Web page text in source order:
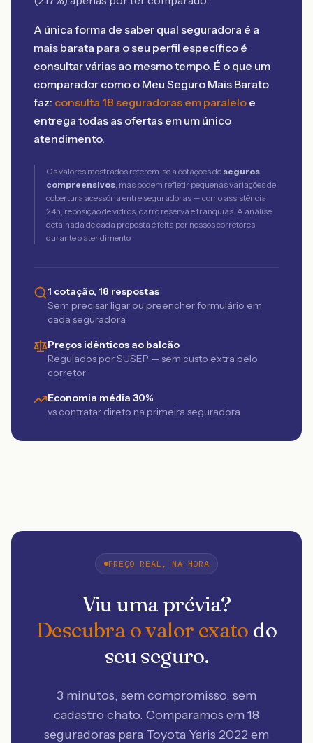
A única forma de saber qual seguradora é a
mais barata para o seu perfil específico é
consultar várias ao mesmo tempo. É o que um
comparador como o Meu Seguro Mais Barato
faz: consulta 18 seguradoras em paralelo e
entrega todas as ofertas em um único
atendimento.
Os valores mostrados referem-se a cotações de seguros
compreensivos, mas podem refletir pequenas variações de
cobertura acessória entre seguradoras — como assistência
24h, reposição de vidros, carro reserva e franquias. A análise
detalhada de cada proposta é feita por nossos corretores
durante o atendimento.
1 cotação, 18 respostas
Sem precisar ligar ou preencher formulário em
cada seguradora
Preços idênticos ao balcão
Regulados por SUSEP — sem custo extra pelo
corretor
Economia média 30%
vs contratar direto na primeira seguradora
PREÇO REAL, NA HORA
Viu uma prévia?
Descubra o valor exato do
seu seguro.
3 minutos, sem compromisso, sem
cadastro chato. Comparamos em 18
seguradoras para Toyota Yaris 2022 em